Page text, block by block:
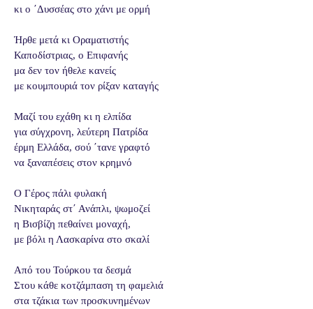
κι ο ΄Δυσσέας στο χάνι με ορμή
Ήρθε μετά κι Οραματιστής
Καποδίστριας, ο Επιφανής
μα δεν τον ήθελε κανείς
με κουμπουριά τον ρίξαν καταγής
Μαζί του εχάθη κι η ελπίδα
για σύγχρονη, λεύτερη Πατρίδα
έρμη Ελλάδα, σού ΄τανε γραφτό
να ξαναπέσεις στον κρημνό
Ο Γέρος πάλι φυλακή
Νικηταράς στ΄ Ανάπλι, ψωμοζεί
η Βισβίζη πεθαίνει μοναχή,
με βόλι η Λασκαρίνα στο σκαλί
Από του Τούρκου τα δεσμά
Στου κάθε κοτζάμπαση τη φαμελιά
στα τζάκια των προσκυνημένων